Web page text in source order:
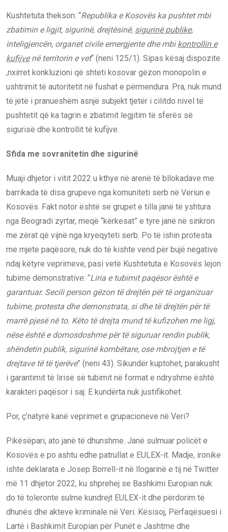
Kushtetuta thekson: “Republika e Kosovës ka pushtet mbi
zbatimin e ligjit, sigurinë, drejtësinë, sigurinë publike,
inteligjencën, organet civile emergjente dhe mbikontrollin e
kufijvenë territorin e vet“ (neni 125/1). Sipas kësaj dispozite
,nxirret konkluzioni që shteti kosovar gëzon monopolin e
ushtrimit të autoritetit në fushat e përmendura. Pra, nuk mund
të jetë i pranueshëm asnjë subjekt tjetër i cilitdo nivel të
pushtetit që ka tagrin e zbatimit legjitim të sferës së
sigurisë dhe kontrollit të kufijve.
Sfida me sovranitetin dhe sigurinë
Muaji dhjetor i vitit 2022 u kthye në arenë të bllokadave me
barrikada të disa grupeve nga komuniteti serb në Veriun e
Kosovës. Fakt notor është se grupet e tilla janë të yshtura
nga Beogradi zyrtar, meqë “kërkesat” e tyre janë në sinkron
me zërat që vijnë nga kryeqyteti serb. Po të ishin protesta
me mjete paqësore, nuk do të kishte vend për bujë negative
ndaj këtyre veprimeve, pasi vetë Kushtetuta e Kosovës lejon
tubime demonstrative: “Liria e tubimit paqësor është e
garantuar. Secili person gëzon të drejtën për të organizuar
tubime, protesta dhe demonstrata, si dhe të drejtën për të
marrë pjesë në to. Këto të drejta mund të kufizohen me ligj,
nëse është e domosdoshme për të siguruar rendin publik,
shëndetin publik, sigurinë kombëtare, ose mbrojtjen e të
drejtave të të tjerëve” (neni 43). Sikundër kuptohet, parakusht
i garantimit të lirisë së tubimit në format e ndryshme është
karakteri paqësor i saj. E kundërta nuk justifikohet.
Por, ç’natyrë kanë veprimet e grupacioneve në Veri?
Pikësëpari, ato janë të dhunshme. Janë sulmuar policët e
Kosovës e po ashtu edhe patrullat e EULEX-it. Madje, ironike
ishte deklarata e Josep Borrell-it në llogarinë e tij në Twitter
më 11 dhjetor 2022, ku shprehej se Bashkimi Europian nuk
do të toleronte sulme kundrejt EULEX-it dhe përdorim të
dhunës dhe akteve kriminale në Veri. Kësisoj, Përfaqësuesi i
Lartë i Bashkimit Europian për Punët e Jashtme dhe